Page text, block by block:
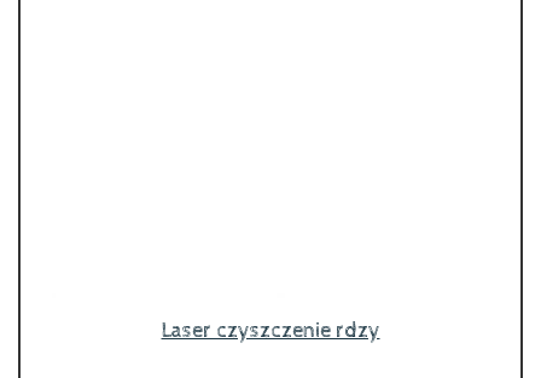
Laser czyszczenie rdzy